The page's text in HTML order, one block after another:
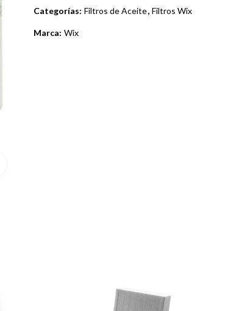
Categorías: Filtros de Aceite, Filtros Wix
Marca: Wix